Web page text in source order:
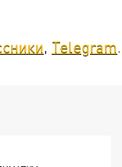
, Telegram.